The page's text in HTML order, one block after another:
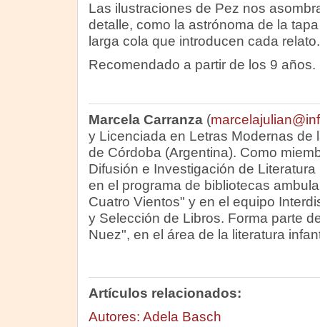
Las ilustraciones de Pez nos
detalle, como la astrónoma de la
larga cola que introducen cada relato.
Recomendado a partir de los 9 años.
Marcela Carranza(
y Licenciada en Letras Modernas de
de Córdoba (Argentina). Como
Difusión e Investigación de
en el programa de bibliotecas
Cuatro Vientos" y en el equipo
y Selección de Libros. Forma parte
Nuez", en el área de la literatura
Artículos relacionados:
Autores: Adela Basch